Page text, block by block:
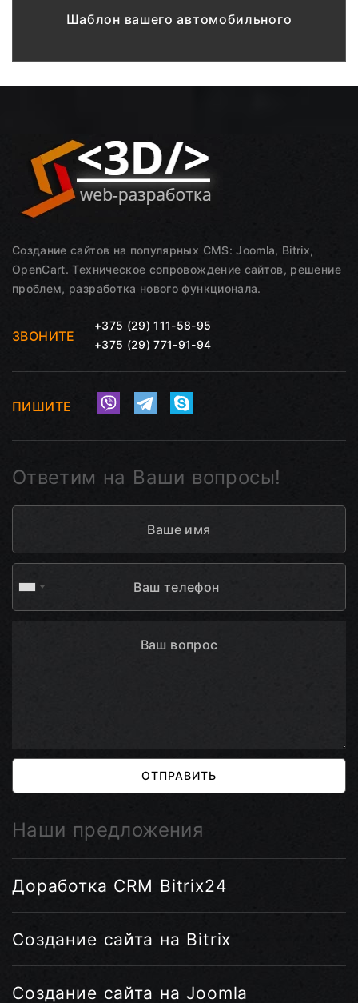
Шаблон вашего автомобильного
Создание сайтов на популярных CMS: Joomla, Bitrix,
OpenCart. Техническое сопровождение сайтов, решение
проблем, разработка нового функционала.
ЗВОНИТЕ
+375 (29) 111-58-95
+375 (29) 771-91-94
ПИШИТЕ
Ответим на Ваши вопросы!
ОТПРАВИТЬ
Наши предложения
Доработка CRM Bitrix24
Создание сайта на Bitrix
Создание сайта на Joomla